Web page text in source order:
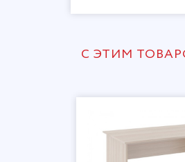
С ЭТИМ